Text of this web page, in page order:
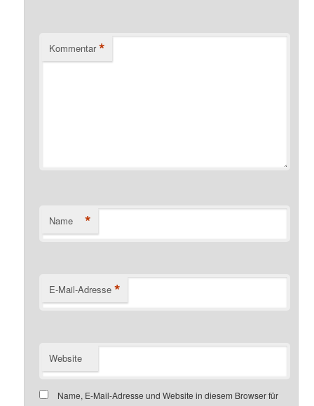
Kommentar *
Name *
E-Mail-Adresse *
Website
Name, E-Mail-Adresse und Website in diesem Browser für